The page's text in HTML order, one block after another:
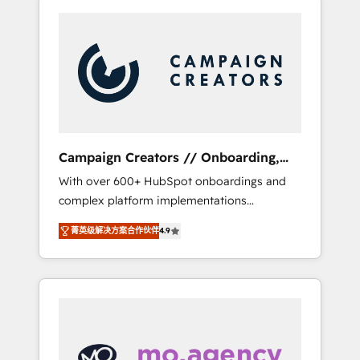
your team on their HubSpot journey, design
and implement your processes and skilfully
bring your revenue infrastructure to life. Our
collaborative approach keeps you in control
supported over 500 organisations with
HubSpot implementation, optimisation,
training, and adoption assurance. Our tried
and tested Roadmap methodology will
ensure that you receive the best deployment
experience possible. Whether you are new to
HubSpot or seeking to turn around a poor
Campaign Creators // Onboarding,
CRM Migration
With over 600+ HubSpot onboardings and
complex platform implementations
delivered, CC is the go-to Elite Solutions
Partner for businesses ready to migrate,
replatform, and scale smarter. We specialize
in high-impact CRM and CMS migrations and
turning fragmented systems into unified,
菁英级解决方案合作伙伴4.9